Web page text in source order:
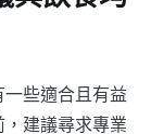
些適合且有益
建議尋求專業